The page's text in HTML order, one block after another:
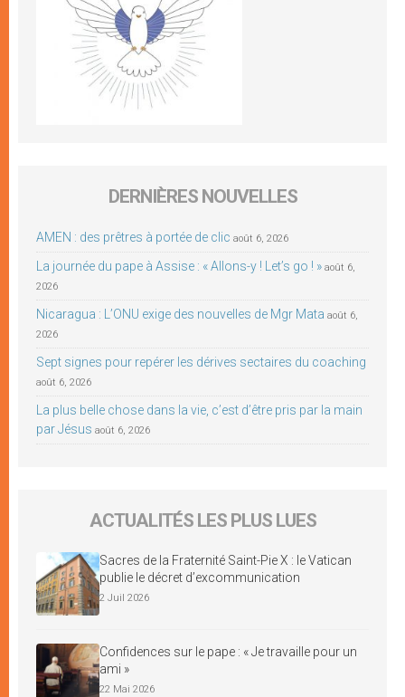
DERNIÈRES NOUVELLES
AMEN : des prêtres à portée de clic août 6, 2026
La journée du pape à Assise : « Allons-y ! Let’s go ! » août 6,
2026
Nicaragua : L’ONU exige des nouvelles de Mgr Mata août 6,
2026
Sept signes pour repérer les dérives sectaires du coaching
août 6, 2026
La plus belle chose dans la vie, c’est d’être pris par la main
par Jésus août 6, 2026
ACTUALITÉS LES PLUS LUES
Sacres de la Fraternité Saint-Pie X : le Vatican
publie le décret d’excommunication
2 Juil 2026
Confidences sur le pape : « Je travaille pour un
ami »
22 Mai 2026